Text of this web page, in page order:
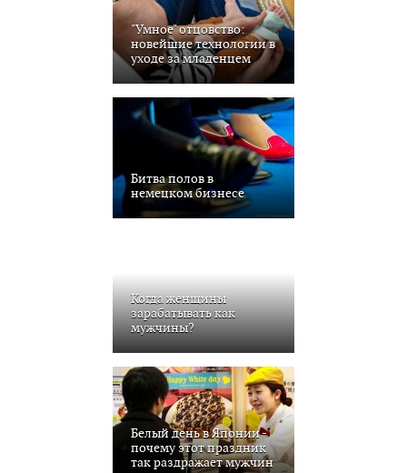
"Умное" отцовство:
новейшие технологии в
уходе за младенцем
Битва полов в
немецком бизнесе
Когда женщины
зарабатывать как
мужчины?
Белый день в Японии -
почему этот праздник
так раздражает мужчин